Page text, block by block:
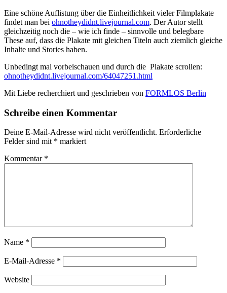
Eine schöne Auflistung über die Einheitlichkeit vieler Filmplakate
findet man bei ohnotheydidnt.livejournal.com. Der Autor stellt
gleichzeitig noch die – wie ich finde – sinnvolle und belegbare
These auf, dass die Plakate mit gleichen Titeln auch ziemlich gleiche
Inhalte und Stories haben.
Unbedingt mal vorbeischauen und durch die Plakate scrollen:
ohnotheydidnt.livejournal.com/64047251.html
Mit Liebe recherchiert und geschrieben von FORMLOS Berlin
Schreibe einen Kommentar
Deine E-Mail-Adresse wird nicht veröffentlicht. Erforderliche
Felder sind mit * markiert
Kommentar *
Name *
E-Mail-Adresse *
Website